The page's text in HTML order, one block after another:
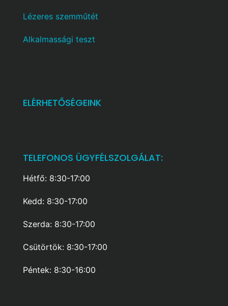
Lézeres szemműtét
Alkalmassági teszt
ELÉRHETŐSÉGEINK
TELEFONOS ÜGYFÉLSZOLGÁLAT:
Hétfő: 8:30-17:00
Kedd: 8:30-17:00
Szerda: 8:30-17:00
Csütörtök: 8:30-17:00
Péntek: 8:30-16:00